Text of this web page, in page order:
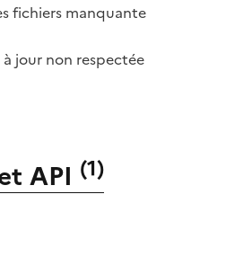
fichiers manquante
jour non respectée
API (1)